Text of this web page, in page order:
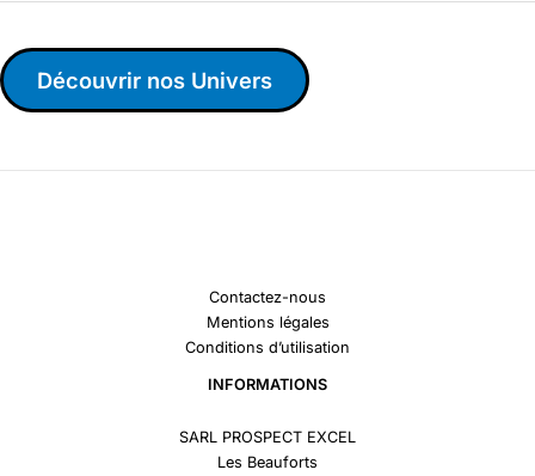
Découvrir nos Univers
Contactez-nous
Mentions légales
Conditions d’utilisation
INFORMATIONS
SARL PROSPECT EXCEL
Les Beauforts